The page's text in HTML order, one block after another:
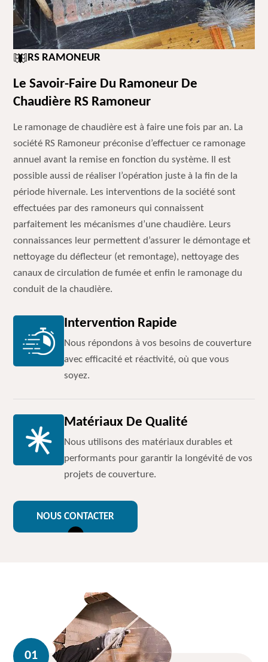
RS RAMONEUR
Le Savoir-Faire Du Ramoneur De
Chaudière RS Ramoneur
Le ramonage de chaudière est à faire une fois par an. La
société RS Ramoneur préconise d’effectuer ce ramonage
annuel avant la remise en fonction du système. Il est
possible aussi de réaliser l’opération juste à la fin de la
période hivernale. Les interventions de la société sont
effectuées par des ramoneurs qui connaissent
parfaitement les mécanismes d’une chaudière. Leurs
connaissances leur permettent d’assurer le démontage et
nettoyage du déflecteur (et remontage), nettoyage des
canaux de circulation de fumée et enfin le ramonage du
conduit de la chaudière.
Intervention Rapide
Nous répondons à vos besoins de couverture
avec efficacité et réactivité, où que vous
soyez.
Matériaux De Qualité
Nous utilisons des matériaux durables et
performants pour garantir la longévité de vos
projets de couverture.
NOUS CONTACTER